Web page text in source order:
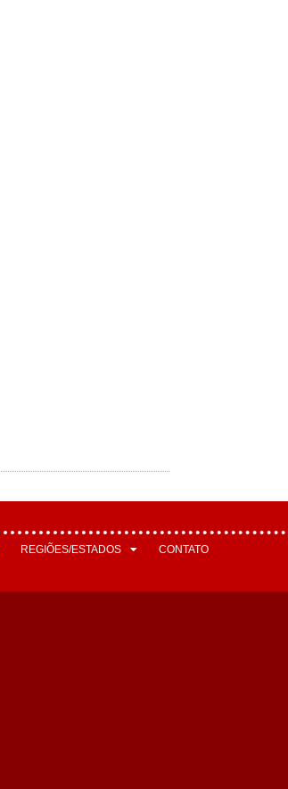
REGIÕES/ESTADOS CONTATO